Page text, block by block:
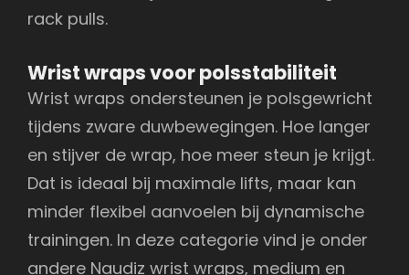
rack pulls.
Wrist wraps voor polsstabiliteit
Wrist wraps ondersteunen je polsgewricht
tijdens zware duwbewegingen. Hoe langer
en stijver de wrap, hoe meer steun je krijgt.
Dat is ideaal bij maximale lifts, maar kan
minder flexibel aanvoelen bij dynamische
trainingen. In deze categorie vind je onder
andere Naudiz wrist wraps, medium en